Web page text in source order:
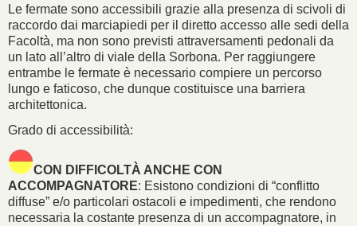
Le fermate sono accessibili grazie alla presenza di scivoli di
raccordo dai marciapiedi per il diretto accesso alle sedi della
Facoltà, ma non sono previsti attraversamenti pedonali da
un lato all’altro di viale della Sorbona. Per raggiungere
entrambe le fermate è necessario compiere un percorso
lungo e faticoso, che dunque costituisce una barriera
architettonica.
Grado di accessibilità:
CON DIFFICOLTÀ ANCHE CON
ACCOMPAGNATORE: Esistono condizioni di “conflitto
diffuse” e/o particolari ostacoli e impedimenti, che rendono
necessaria la costante presenza di un accompagnatore, in